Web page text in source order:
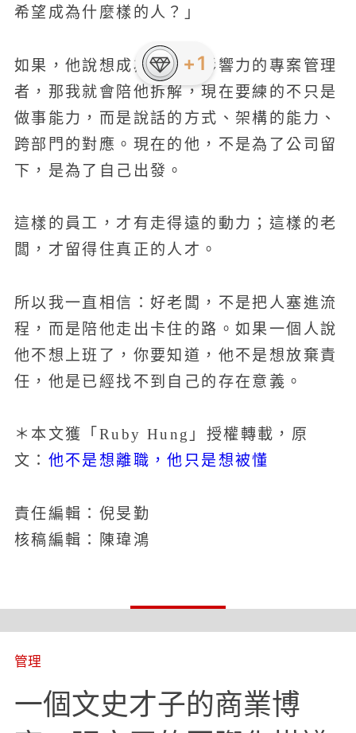
希望成為什麼樣的人？」
如果，他說想成為一個有影響力的專案管理
者，那我就會陪他拆解，現在要練的不只是
做事能力，而是說話的方式、架構的能力、
跨部門的對應。現在的他，不是為了公司留
下，是為了自己出發。
這樣的員工，才有走得遠的動力；這樣的老
闆，才留得住真正的人才。
所以我一直相信：好老闆，不是把人塞進流
程，而是陪他走出卡住的路。如果一個人說
他不想上班了，你要知道，他不是想放棄責
任，他是已經找不到自己的存在意義。
＊本文獲「Ruby Hung」授權轉載，原
文： 他不是想離職，他只是想被懂
責任編輯：倪旻勤
核稿編輯：陳瑋鴻
管理
一個文史才子的商業博
+1